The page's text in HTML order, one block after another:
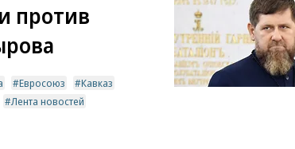
против
Евросоюз
Кавказ
Лента новостей